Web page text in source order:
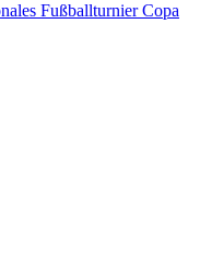
Fußballturnier Copa